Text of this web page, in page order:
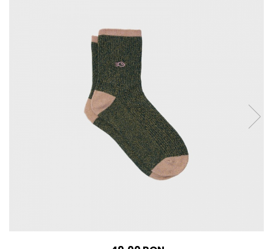
Produse pentru casa
Idei pentru casa
Prosoape bucatarie